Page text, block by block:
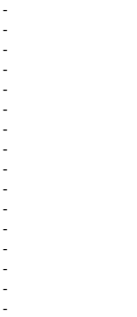
-
-
-
-
-
-
-
-
-
-
-
-
-
-
-
-